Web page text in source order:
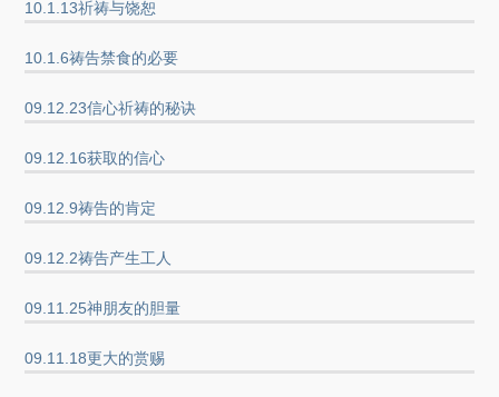
10.1.13祈祷与饶恕
10.1.6祷告禁食的必要
09.12.23信心祈祷的秘诀
09.12.16获取的信心
09.12.9祷告的肯定
09.12.2祷告产生工人
09.11.25神朋友的胆量
09.11.18更大的赏赐